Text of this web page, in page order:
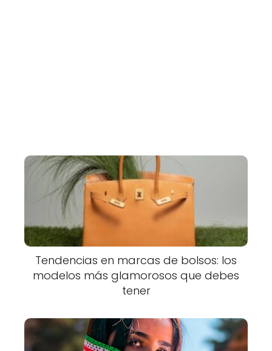
Tendencias en marcas de bolsos: los
modelos más glamorosos que debes
tener